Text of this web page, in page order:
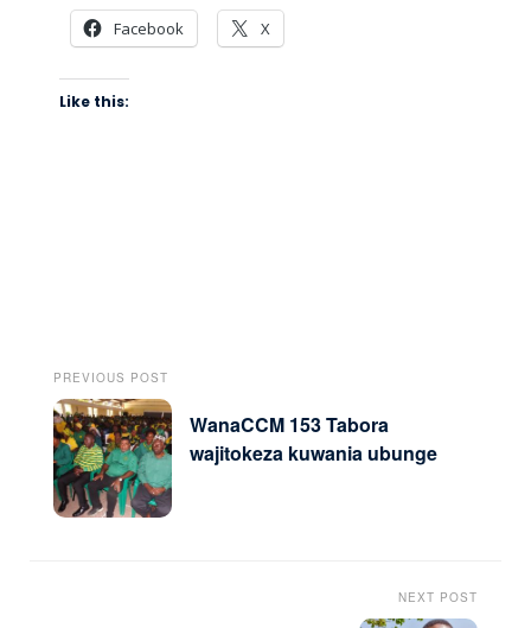
Facebook X
Like this:
PREVIOUS POST
WanaCCM 153 Tabora
wajitokeza kuwania ubunge
NEXT POST